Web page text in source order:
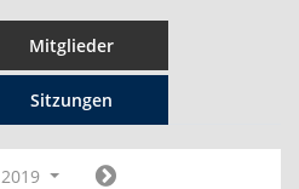
Mitglieder
Sitzungen
2019